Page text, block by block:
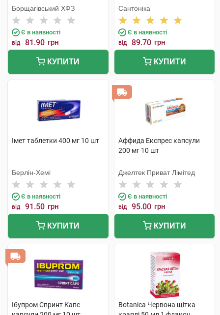
Борщагівський ХФЗ
Є в наявності
від 81.90 грн
КУПИТИ
Сантоніка
Є в наявності
від 89.70 грн
КУПИТИ
Імет таблетки 400 мг 10 шт
Берлін-Хемі
Є в наявності
від 91.50 грн
КУПИТИ
Аффида Експрес капсули
200 мг 10 шт
Джелтек Приват Лімітед
Є в наявності
від 95.00 грн
КУПИТИ
Ібупром Спринт Капс
Botanica Червона щітка